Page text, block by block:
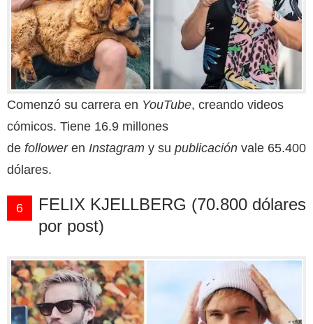
Comenzó su carrera en YouTube, creando videos
cómicos. Tiene 16.9 millones
de followeren Instagram y su publicación vale 65.400
dólares.
6
FELIX KJELLBERG (70.800 dólares
por post)